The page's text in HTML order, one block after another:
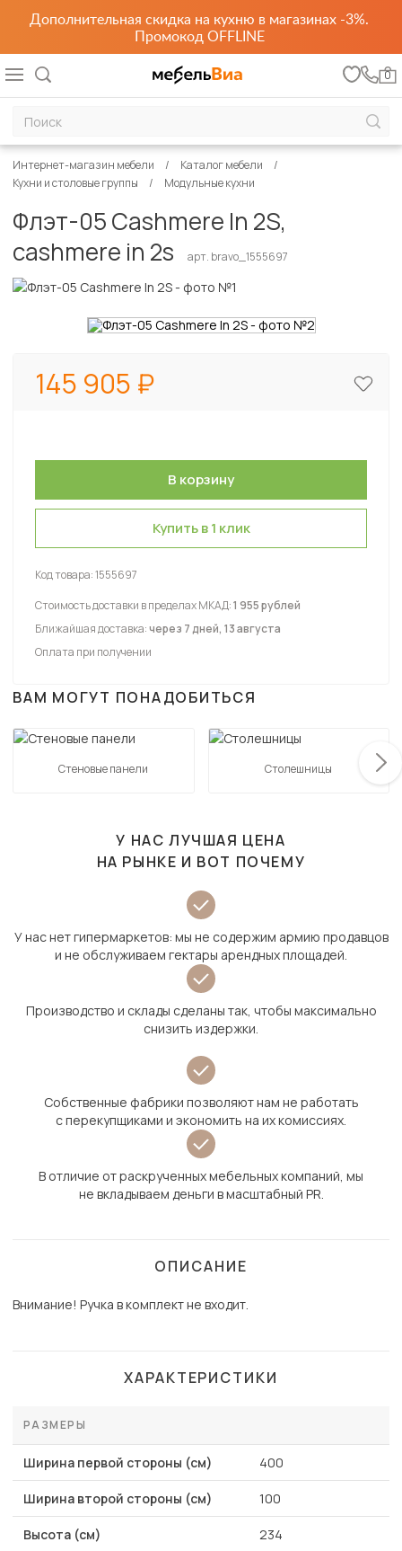
Дополнительная скидка на кухню в магазинах -3%.
Промокод OFFLINE
0
Интернет-магазин мебели
Каталог мебели
Кухни и столовые группы
Модульные кухни
Флэт-05 Cashmere In 2S,
cashmere in 2s
арт. bravo_1555697
145 905
Купить в 1 клик
Код товара:1555697
Стоимость доставки в пределах МКАД:1 955 рублей
Ближайшая доставка:через 7 дней, 13 августа
Оплата при получении
ВАМ МОГУТ ПОНАДОБИТЬСЯ
Стеновые панели Столешницы
У НАС ЛУЧШАЯ ЦЕНА
НА РЫНКЕ И ВОТ ПОЧЕМУ
У нас нет гипермаркетов: мы не содержим армию продавцов
и не обслуживаем гектары арендных площадей.
Производство и склады сделаны так, чтобы максимально
снизить издержки.
Собственные фабрики позволяют нам не работать
с перекупщиками и экономить на их комиссиях.
В отличие от раскрученных мебельных компаний, мы
не вкладываем деньги в масштабный PR.
ОПИСАНИЕ
Внимание! Ручка в комплект не входит.
ХАРАКТЕРИСТИКИ
РАЗМЕРЫ
Ширина первой стороны (см) 400
Ширина второй стороны (см) 100
Высота (см) 234